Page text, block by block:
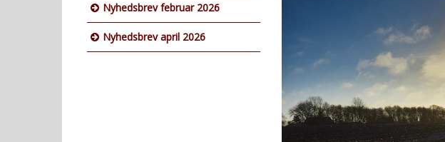
Nyhedsbrev februar 2026
Nyhedsbrev april 2026